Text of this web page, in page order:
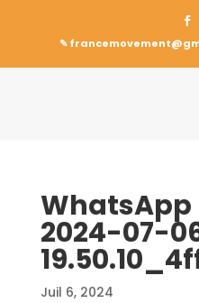
✎
2024-07-
Juil 6, 2024